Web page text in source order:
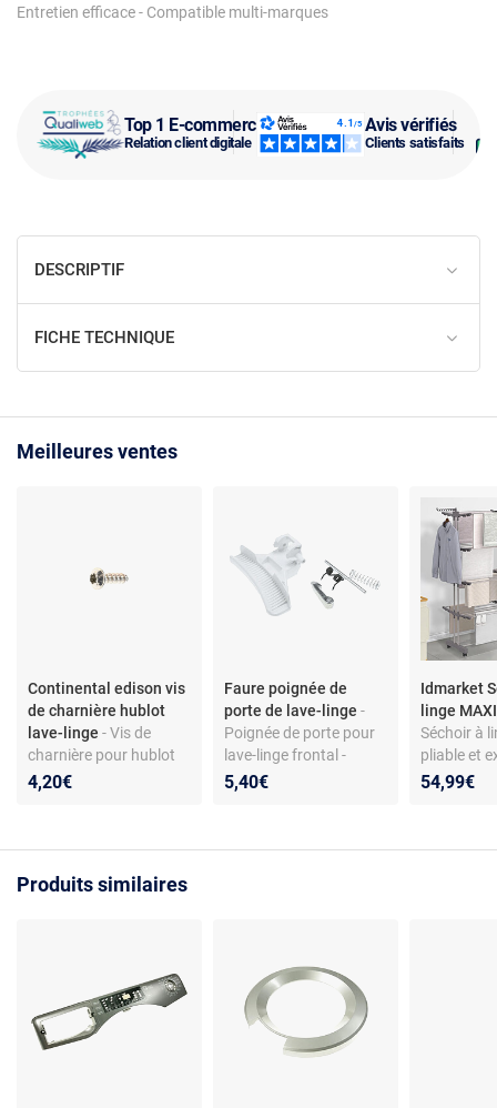
Top 1 E-commerce
Relation client digitale
Avis vérifiés
Clients satisfaits
Entretien efficace - Compatible multi-marques
DESCRIPTIF
FICHE TECHNIQUE
Meilleures ventes
Continental edison vis
de charnière hublot
lave-linge - Vis de
charnière pour hublot
de lave-linge - Acier
4,20€
Faure poignée de
porte de lave-linge-
Poignée de porte pour
lave-linge frontal -
compatible
5,40€
Idmarket
linge
Séchoir à
pliable et
niveaux
54,99€
Produits similaires